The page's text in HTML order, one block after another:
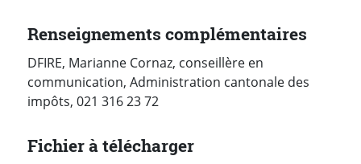
Renseignements complémentaires
DFIRE, Marianne Cornaz, conseillère en
communication, Administration cantonale des
impôts, 021 316 23 72
Fichier à télécharger